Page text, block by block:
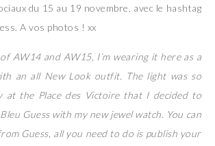
du 15 au 19 novembre, avec le hashtag
A vos photos ! xx
AW14 and AW15, I’m wearing it here as a
an all New Look outfit. The light was so
at the Place des Victoire that I decided to
Guess with my new jewel watch. You can
Guess, all you need to do is publish your